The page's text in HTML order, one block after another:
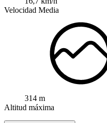
Velocidad Media
314 m
Altitud máxima